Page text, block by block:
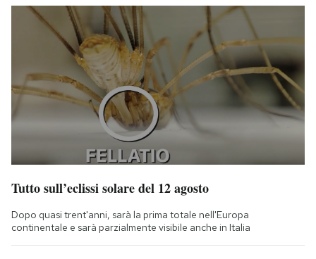
Tutto sull’eclissi solare del 12 agosto
Dopo quasi trent'anni, sarà la prima totale nell'Europa
continentale e sarà parzialmente visibile anche in Italia